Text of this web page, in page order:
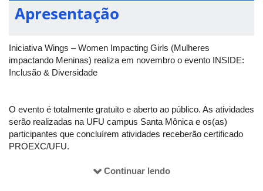
Apresentação
Iniciativa Wings – Women Impacting Girls (Mulheres
impactando Meninas) realiza em novembro o evento INSIDE:
Inclusão & Diversidade
O evento é totalmente gratuito e aberto ao público. As atividades
serão realizadas na UFU campus Santa Mônica e os(as)
participantes que concluírem atividades receberão certificado
PROEXC/UFU.
Continuar lendo